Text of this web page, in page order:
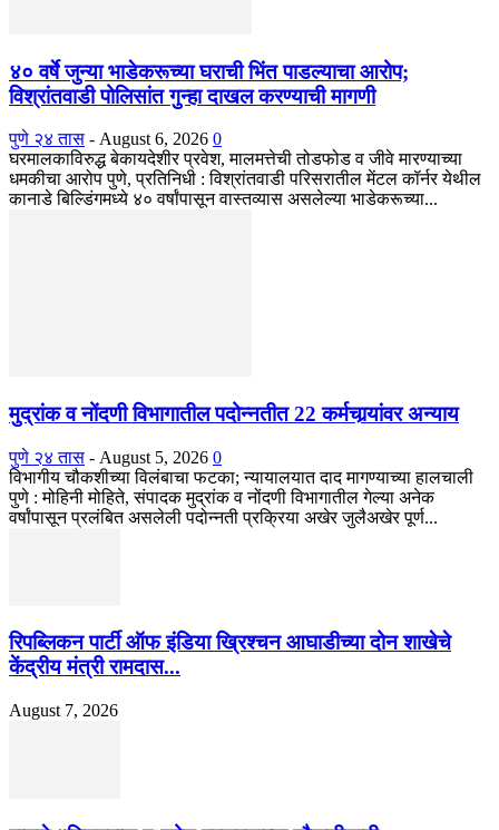
४० वर्षे जुन्या भाडेकरूच्या घराची भिंत पाडल्याचा आरोप;
विश्रांतवाडी पोलिसांत गुन्हा दाखल करण्याची मागणी
पुणे २४ तास - August 6, 2026 0
घरमालकाविरुद्ध बेकायदेशीर प्रवेश, मालमत्तेची तोडफोड व जीवे मारण्याच्या
धमकीचा आरोप पुणे, प्रतिनिधी : विश्रांतवाडी परिसरातील मेंटल कॉर्नर येथील
कानाडे बिल्डिंगमध्ये ४० वर्षांपासून वास्तव्यास असलेल्या भाडेकरूच्या...
मुद्रांक व नोंदणी विभागातील पदोन्नतीत 22 कर्मचार्‍यांवर अन्याय
पुणे २४ तास - August 5, 2026 0
विभागीय चौकशीच्या विलंबाचा फटका; न्यायालयात दाद मागण्याच्या हालचाली
पुणे : मोहिनी मोहिते, संपादक मुद्रांक व नोंदणी विभागातील गेल्या अनेक
वर्षांपासून प्रलंबित असलेली पदोन्नती प्रक्रिया अखेर जुलैअखेर पूर्ण...
रिपब्लिकन पार्टी ऑफ इंडिया ख्रिश्चन आघाडीच्या दोन शाखेचे
केंद्रीय मंत्री रामदास...
August 7, 2026